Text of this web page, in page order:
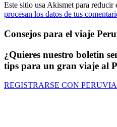
Este sitio usa Akismet para reducir
procesan los datos de tus
Consejos para el viaje
¿Quieres nuestro boletin
tips para un gran viaje al
REGISTRARSE CON